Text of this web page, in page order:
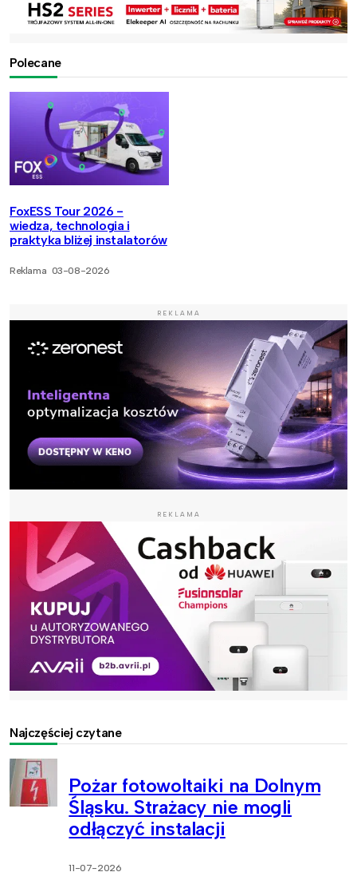
Polecane
FoxESS Tour 2026 -
wiedza, technologia i
praktyka bliżej instalatorów
Reklama 03-08-2026
REKLAMA
REKLAMA
Najczęściej czytane
Pożar fotowoltaiki na Dolnym
Śląsku. Strażacy nie mogli
odłączyć instalacji
11-07-2026